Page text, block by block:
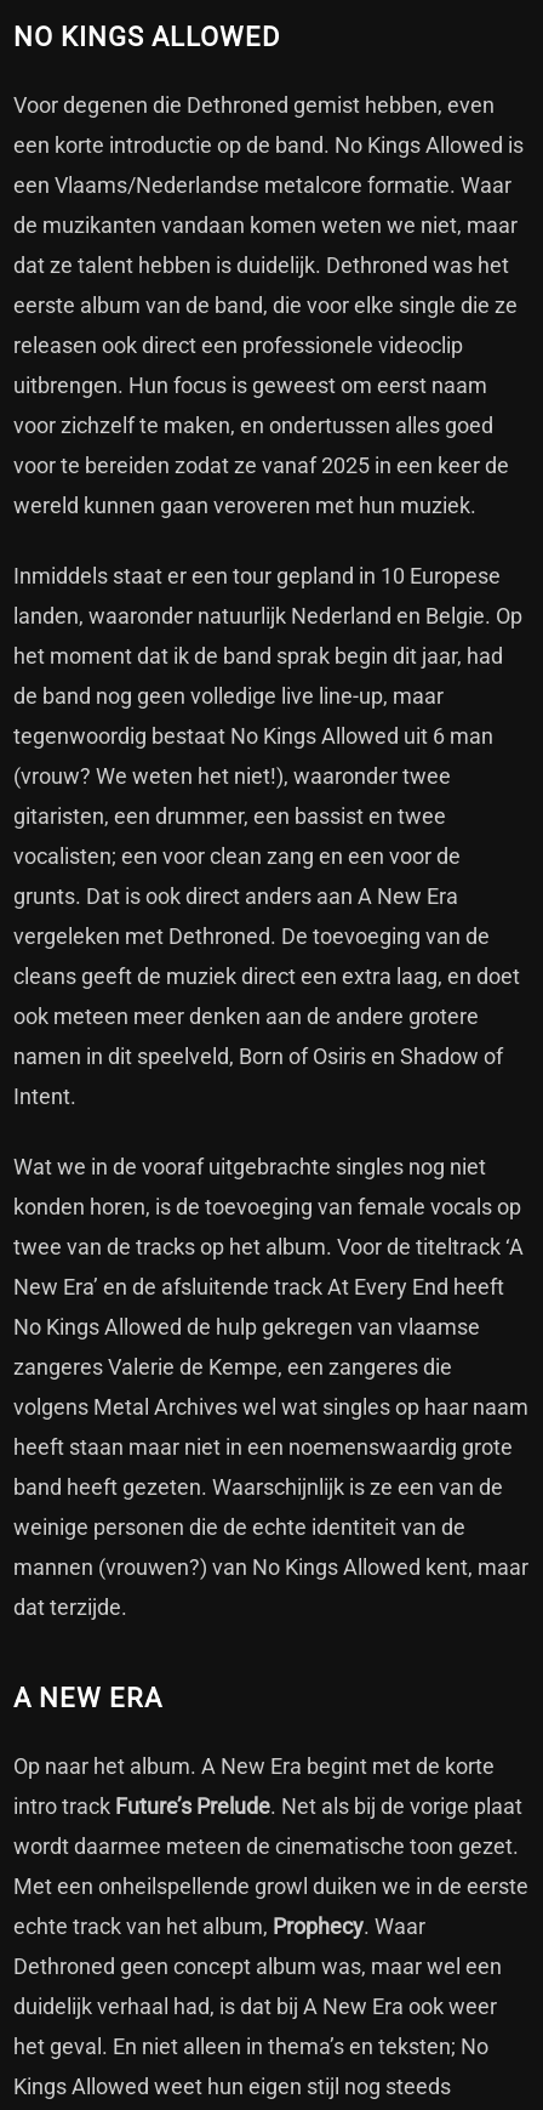
NO KINGS ALLOWED
Voor degenen die Dethroned gemist hebben, even
een korte introductie op de band. No Kings Allowed is
een Vlaams/Nederlandse metalcore formatie. Waar
de muzikanten vandaan komen weten we niet, maar
dat ze talent hebben is duidelijk. Dethroned was het
eerste album van de band, die voor elke single die ze
releasen ook direct een professionele videoclip
uitbrengen. Hun focus is geweest om eerst naam
voor zichzelf te maken, en ondertussen alles goed
voor te bereiden zodat ze vanaf 2025 in een keer de
wereld kunnen gaan veroveren met hun muziek.
Inmiddels staat er een tour gepland in 10 Europese
landen, waaronder natuurlijk Nederland en Belgie. Op
het moment dat ik de band sprak begin dit jaar, had
de band nog geen volledige live line-up, maar
tegenwoordig bestaat No Kings Allowed uit 6 man
(vrouw? We weten het niet!), waaronder twee
gitaristen, een drummer, een bassist en twee
vocalisten; een voor clean zang en een voor de
grunts. Dat is ook direct anders aan A New Era
vergeleken met Dethroned. De toevoeging van de
cleans geeft de muziek direct een extra laag, en doet
ook meteen meer denken aan de andere grotere
namen in dit speelveld, Born of Osiris en Shadow of
Intent.
Wat we in de vooraf uitgebrachte singles nog niet
konden horen, is de toevoeging van female vocals op
twee van de tracks op het album. Voor de titeltrack ‘A
New Era’ en de afsluitende track At Every End heeft
No Kings Allowed de hulp gekregen van vlaamse
zangeres Valerie de Kempe, een zangeres die
volgens Metal Archives wel wat singles op haar naam
heeft staan maar niet in een noemenswaardig grote
band heeft gezeten. Waarschijnlijk is ze een van de
weinige personen die de echte identiteit van de
mannen (vrouwen?) van No Kings Allowed kent, maar
dat terzijde.
A NEW ERA
Op naar het album. A New Era begint met de korte
intro track Future’s Prelude. Net als bij de vorige plaat
wordt daarmee meteen de cinematische toon gezet.
Met een onheilspellende growl duiken we in de eerste
echte track van het album, Prophecy. Waar
Dethroned geen concept album was, maar wel een
duidelijk verhaal had, is dat bij A New Era ook weer
het geval. En niet alleen in thema’s en teksten; No
Kings Allowed weet hun eigen stijl nog steeds